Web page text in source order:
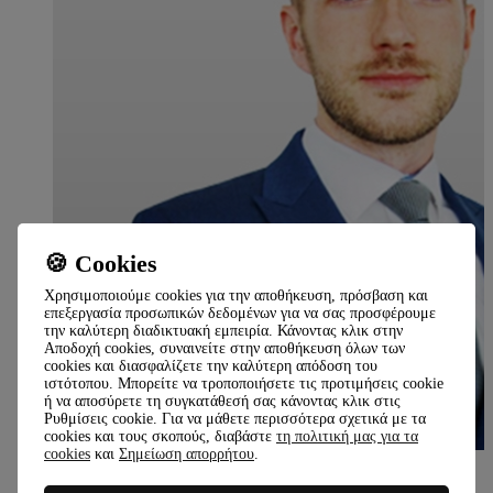
Επικεφαλής αναλυτής
🍪 Cookies
Χρησιμοποιούμε cookies για την αποθήκευση, πρόσβαση και
επεξεργασία προσωπικών δεδομένων για να σας προσφέρουμε
την καλύτερη διαδικτυακή εμπειρία. Κάνοντας κλικ στην
Αποδοχή cookies, συναινείτε στην αποθήκευση όλων των
cookies και διασφαλίζετε την καλύτερη απόδοση του
ιστότοπου. Μπορείτε να τροποποιήσετε τις προτιμήσεις cookie
ή να αποσύρετε τη συγκατάθεσή σας κάνοντας κλικ στις
Ρυθμίσεις cookie. Για να μάθετε περισσότερα σχετικά με τα
cookies και τους σκοπούς, διαβάστε τη πολιτική μας για τα
cookies και Σημείωση απορρήτου